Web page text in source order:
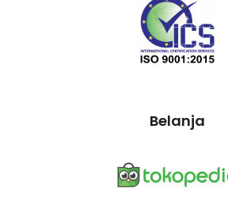
Belanja